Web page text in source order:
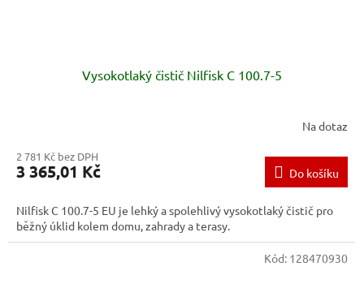
Vysokotlaký čistič Nilfisk C 100.7-5
Na dotaz
2 781 Kč bez DPH
3 365,01 Kč Do košíku
Nilfisk C 100.7-5 EU je lehký a spolehlivý vysokotlaký čistič pro
běžný úklid kolem domu, zahrady a terasy.
Kód: 128470930